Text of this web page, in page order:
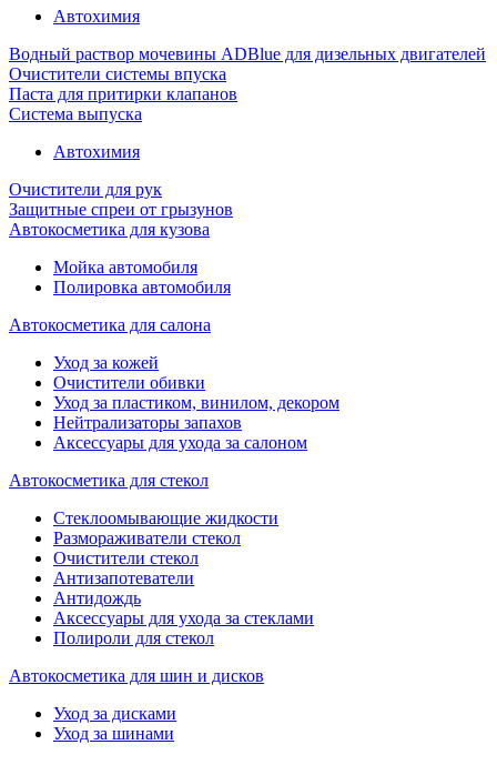
Автохимия
Водный раствор мочевины ADBlue для дизельных двигателей
Очистители системы впуска
Паста для притирки клапанов
Система выпуска
Автохимия
Очистители для рук
Защитные спреи от грызунов
Автокосметика для кузова
Мойка автомобиля
Полировка автомобиля
Автокосметика для салона
Уход за кожей
Очистители обивки
Уход за пластиком, винилом, декором
Нейтрализаторы запахов
Аксессуары для ухода за салоном
Автокосметика для стекол
Стеклоомывающие жидкости
Размораживатели стекол
Очистители стекол
Антизапотеватели
Антидождь
Аксессуары для ухода за стеклами
Полироли для стекол
Автокосметика для шин и дисков
Уход за дисками
Уход за шинами